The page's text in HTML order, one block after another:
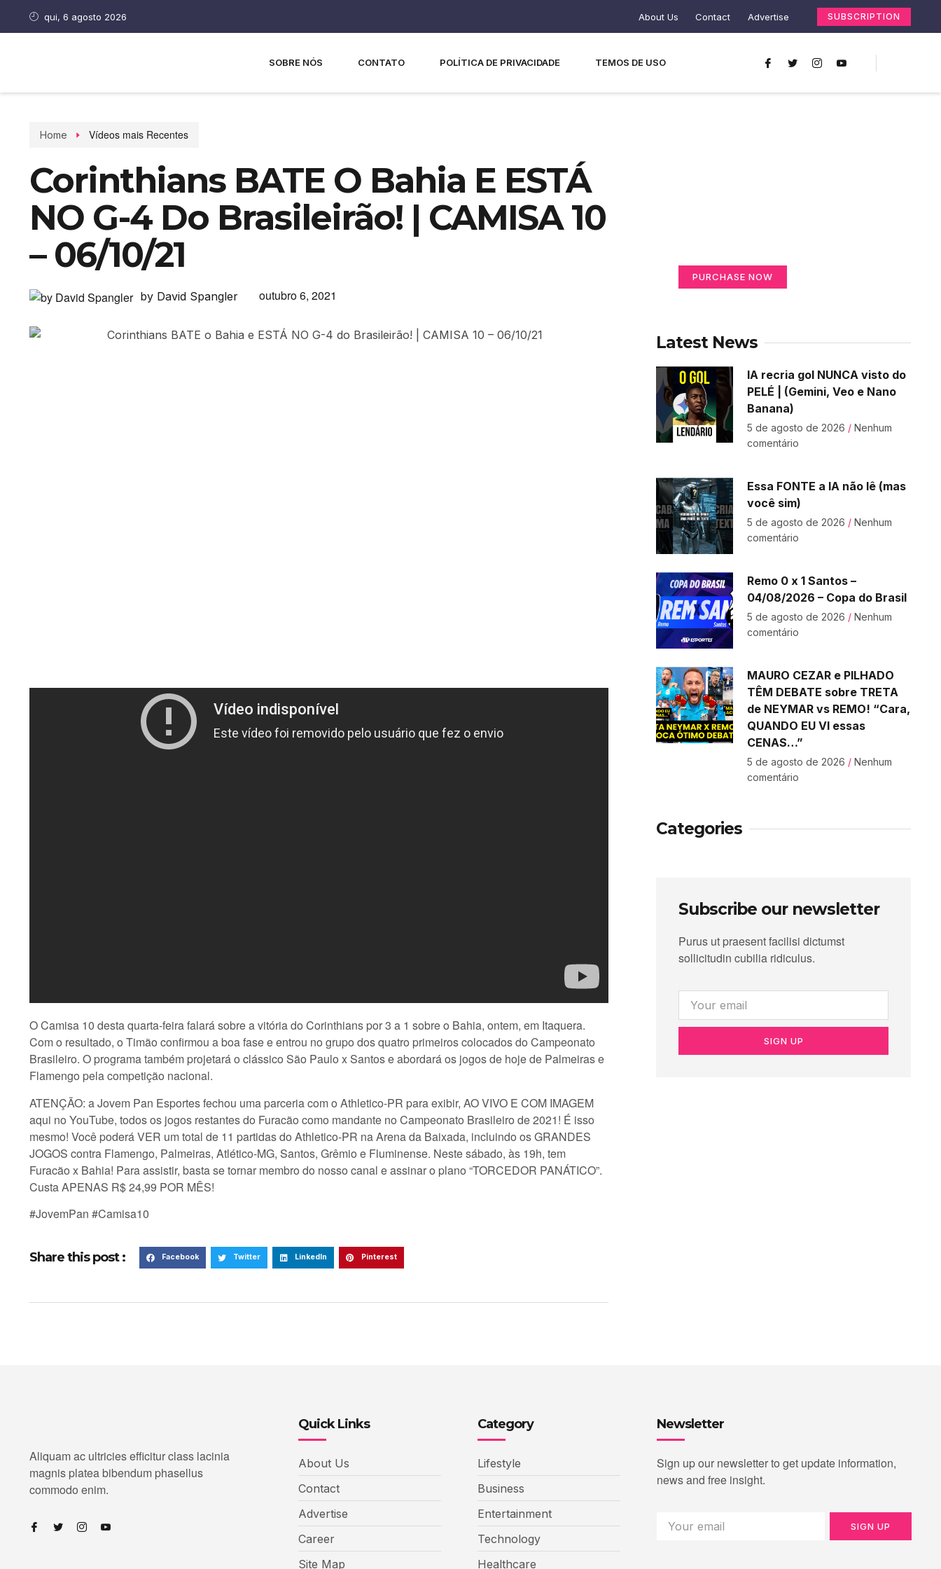
qui, 6 agosto 2026 About Us Contact Advertise SUBSCRIPTION
SOBRE NÓS CONTATO POLÍTICA DE PRIVACIDADE TEMOS DE USO
Home Vídeos mais Recentes
Corinthians BATE O Bahia E ESTÁ
NO G-4 Do Brasileirão! | CAMISA 10
– 06/10/21
by David Spangler outubro 6, 2021
O Camisa 10 desta quarta-feira falará sobre a vitória do Corinthians por 3 a 1 sobre o Bahia, ontem, em Itaquera.
Com o resultado, o Timão confirmou a boa fase e entrou no grupo dos quatro primeiros colocados do Campeonato
Brasileiro. O programa também projetará o clássico São Paulo x Santos e abordará os jogos de hoje de Palmeiras e
Flamengo pela competição nacional.
ATENÇÃO: a Jovem Pan Esportes fechou uma parceria com o Athletico-PR para exibir, AO VIVO E COM IMAGEM
aqui no YouTube, todos os jogos restantes do Furacão como mandante no Campeonato Brasileiro de 2021! É isso
mesmo! Você poderá VER um total de 11 partidas do Athletico-PR na Arena da Baixada, incluindo os GRANDES
JOGOS contra Flamengo, Palmeiras, Atlético-MG, Santos, Grêmio e Fluminense. Neste sábado, às 19h, tem
Furacão x Bahia! Para assistir, basta se tornar membro do nosso canal e assinar o plano “TORCEDOR PANÁTICO”.
Custa APENAS R$ 24,99 POR MÊS!
#JovemPan #Camisa10
Share this post : Facebook Twitter LinkedIn Pinterest
PURCHASE NOW
Latest News
IA recria gol NUNCA visto do
PELÉ | (Gemini, Veo e Nano
Banana)
5 de agosto de 2026 Nenhum
comentário
Essa FONTE a IA não lê (mas
você sim)
5 de agosto de 2026 Nenhum
comentário
Remo 0 x 1 Santos –
04/08/2026 – Copa do Brasil
5 de agosto de 2026 Nenhum
comentário
MAURO CEZAR e PILHADO
TÊM DEBATE sobre TRETA
de NEYMAR vs REMO! “Cara,
QUANDO EU VI essas
CENAS…”
5 de agosto de 2026 Nenhum
comentário
Categories
Subscribe our newsletter
Purus ut praesent facilisi dictumst
sollicitudin cubilia ridiculus.
SIGN UP
Aliquam ac ultricies efficitur class lacinia
magnis platea bibendum phasellus
commodo enim.
Quick Links
About Us
Contact
Advertise
Career
Site Map
Category
Lifestyle
Business
Entertainment
Technology
Healthcare
Newsletter
Sign up our newsletter to get update information,
news and free insight.
SIGN UP